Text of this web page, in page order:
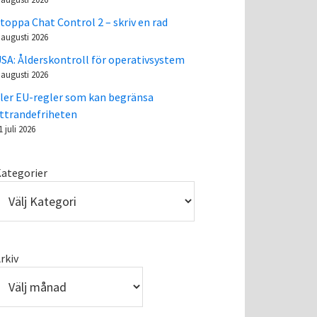
Chat Control 2 – skriv en rad
2026
Ålderskontroll för operativsystem
2026
EU-regler som kan begränsa
juli 2026